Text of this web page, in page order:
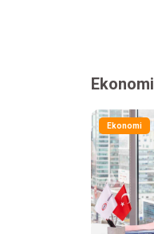
Ekonomi
Ekonomi